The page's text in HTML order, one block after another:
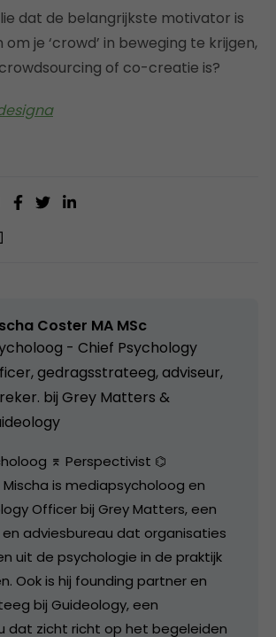
dat de belangrijkste motivator is
je ‘crowd’ in beweging te krijgen,
of co-creatie is?
Coster MA MSc
- Chief Psychology
gedragsstrateeg, adviseur,
bij Grey Matters &
⌆ Perspectivist ⌬
is mediapsycholoog en
Officer bij Grey Matters, een
adviesbureau dat organisaties
uit de psychologie in de praktijk
Ook is hij founding partner en
bij Guideology, een
dat zicht richt op het begeleiden